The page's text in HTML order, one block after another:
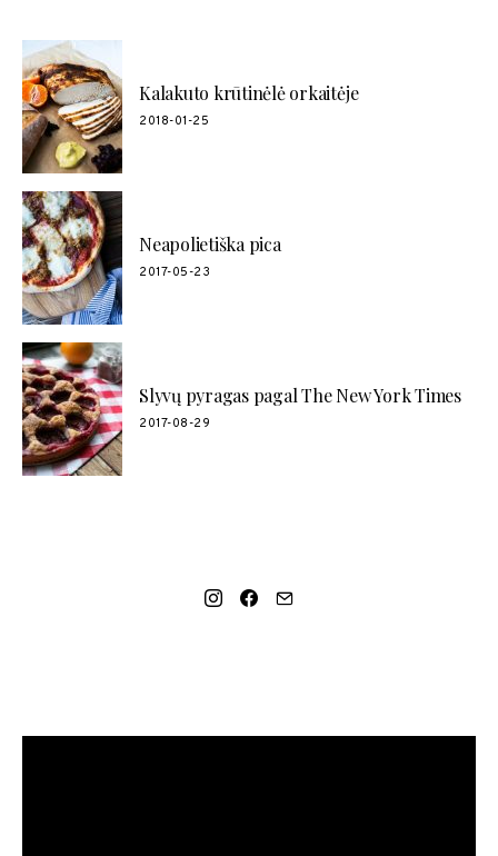
Kalakuto krūtinėlė orkaitėje
2018-01-25
Neapolietiška pica
2017-05-23
Slyvų pyragas pagal The New York Times
2017-08-29